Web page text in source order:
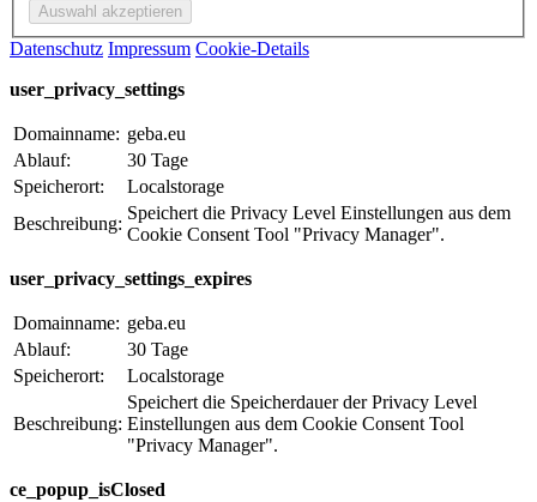
Datenschutz Impressum Cookie-Details
user_privacy_settings
Domainname: geba.eu
Ablauf:
30 Tage
Speicherort:
Localstorage
Beschreibung:
Speichert die Privacy Level Einstellungen aus dem
Cookie Consent Tool "Privacy Manager".
user_privacy_settings_expires
Domainname: geba.eu
Ablauf:
30 Tage
Speicherort:
Localstorage
Beschreibung:
Speichert die Speicherdauer der Privacy Level
Einstellungen aus dem Cookie Consent Tool
"Privacy Manager".
ce_popup_isClosed